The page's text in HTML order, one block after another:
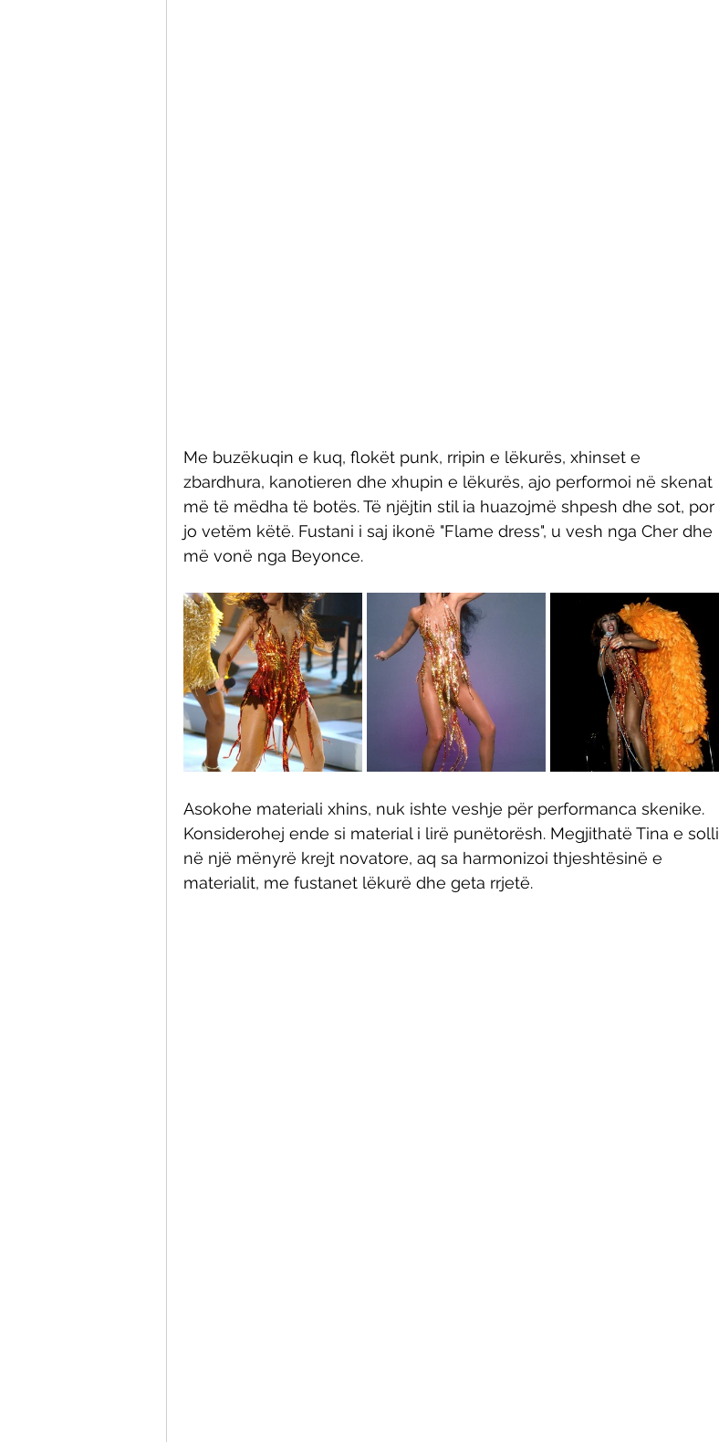
Me buzëkuqin e kuq, flokët punk, rripin e lëkurës, xhinset e
zbardhura, kanotieren dhe xhupin e lëkurës, ajo performoi në skenat
më të mëdha të botës. Të njëjtin stil ia huazojmë shpesh dhe sot, por
jo vetëm këtë. Fustani i saj ikonë "Flame dress", u vesh nga Cher dhe
më vonë nga Beyonce.
Asokohe materiali xhins, nuk ishte veshje për performanca skenike.
Konsiderohej ende si material i lirë punëtorësh. Megjithatë Tina e solli
në një mënyrë krejt novatore, aq sa harmonizoi thjeshtësinë e
materialit, me fustanet lëkurë dhe geta rrjetë.